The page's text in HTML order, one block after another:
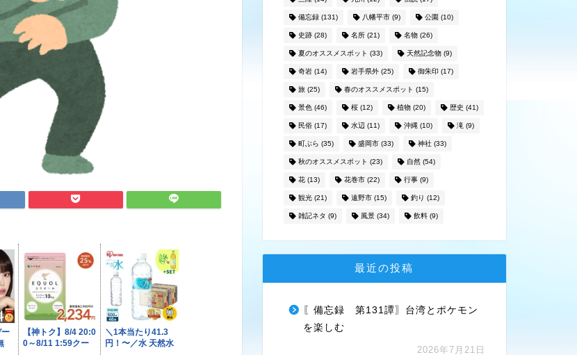
備忘録(131) 八幡平市(9) 公園 (10)
史跡(28) 名所(21) 名物(26)
夏のオススメスポット (33) 天然記念物(9)
奇岩(14) 岩手県外(25) 御朱印 (17)
旅(25) 春のオススメスポット (15)
景色(46) 桜(12) 植物(20) 歴史 (41)
民俗(17) 水辺 (11) 沖縄(10) 滝(9)
町ぶら (35) 盛岡市(33) 神社(33)
秋のオススメスポット (23) 自然(54)
花(13) 花巻市(22) 行事(9)
観光(21) 遠野市(15) 釣り (12)
雑記ネタ (9) 風景(34) 飲料(9)
最近の投稿
〖備忘録 第131譚〗台湾とポケモン
を楽しむ
2026年7月21日